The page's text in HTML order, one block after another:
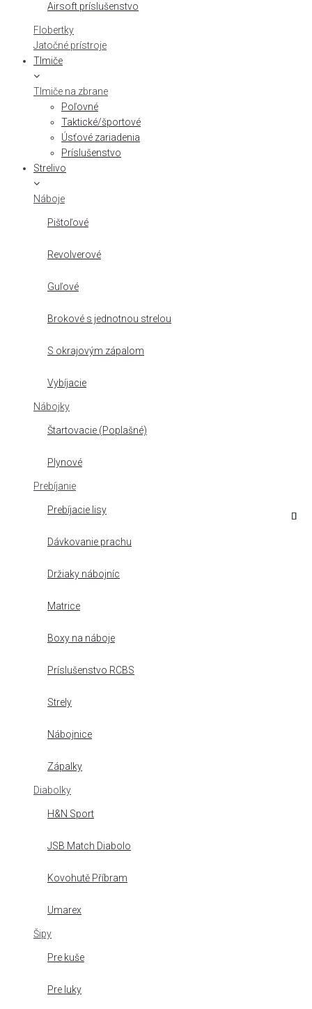
Airsoft príslušenstvo
Flobertky
Jatočné prístroje
Tlmiče
Tlmiče na zbrane
Poľovné
Taktické/športové
Úsťové zariadenia
Príslušenstvo
Strelivo
Náboje
Pištoľové
Revolverové
Guľové
Brokové s jednotnou strelou
S okrajovým zápalom
Vybíjacie
Nábojky
Štartovacie (Poplašné)
Plynové
Prebíjanie
Prebíjacie lisy
Dávkovanie prachu
Držiaky nábojníc
Matrice
Boxy na náboje
Príslušenstvo RCBS
Strely
Nábojnice
Zápalky
Diabolky
H&N Sport
JSB Match Diabolo
Kovohutě Příbram
Umarex
Šipy
Pre kuše
Pre luky